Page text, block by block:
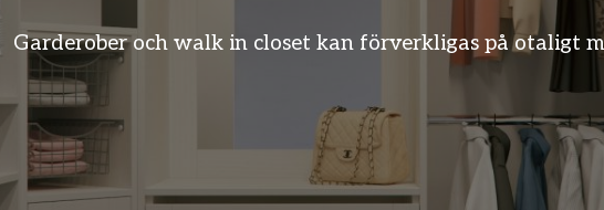
Garderober och walk in closet kan förverkligas på otaligt